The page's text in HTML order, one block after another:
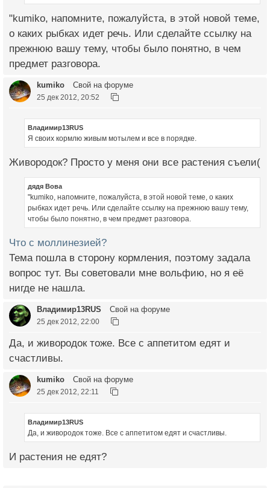
"kumiko, напомните, пожалуйста, в этой новой теме,
о каких рыбках идет речь. Или сделайте ссылку на
прежнюю вашу тему, чтобы было понятно, в чем
предмет разговора.
kumiko Свой на форуме
25 дек 2012, 20:52
Владимир13RUS
Я своих кормлю живым мотылем и все в порядке.
Живородок? Просто у меня они все растения съели(
дядя Вова
"kumiko, напомните, пожалуйста, в этой новой теме, о каких
рыбках идет речь. Или сделайте ссылку на прежнюю вашу тему,
чтобы было понятно, в чем предмет разговора.
Что с моллинезией?
Тема пошла в сторону кормления, поэтому задала
вопрос тут. Вы советовали мне вольфию, но я её
нигде не нашла.
Владимир13RUS Свой на форуме
25 дек 2012, 22:00
Да, и живородок тоже. Все с аппетитом едят и
счастливы.
kumiko Свой на форуме
25 дек 2012, 22:11
Владимир13RUS
Да, и живородок тоже. Все с аппетитом едят и счастливы.
И растения не едят?